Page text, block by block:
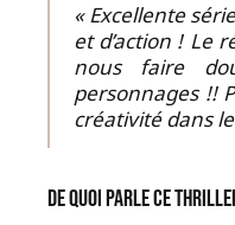
« Excellente
et d’action ! Le
nous faire
personnages !!
créativité dans
De quoi parle ce